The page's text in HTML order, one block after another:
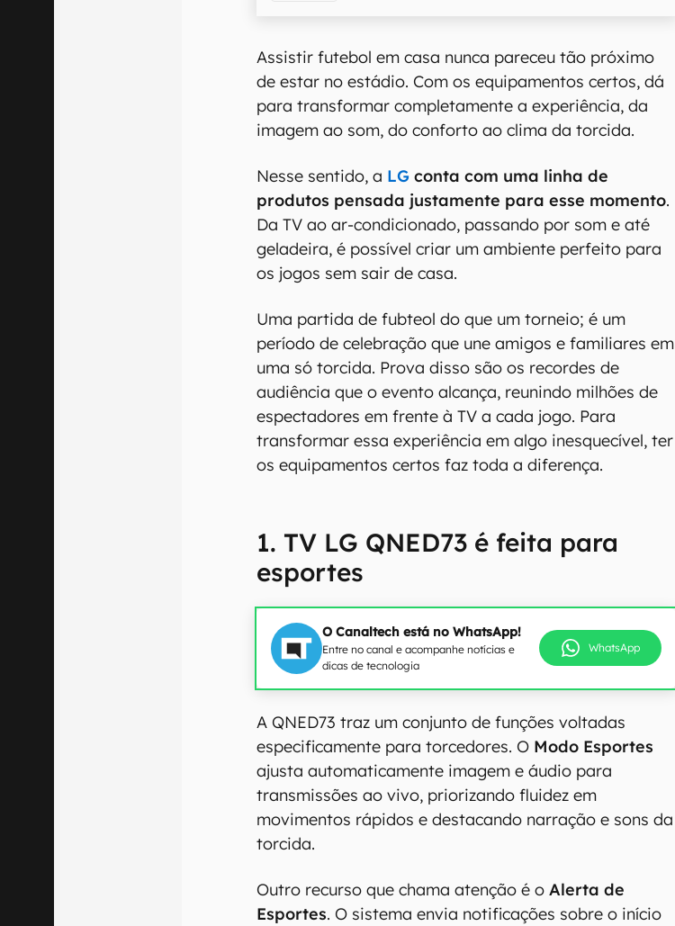
Assistir futebol em casa nunca pareceu tão próximo
de estar no estádio. Com os equipamentos certos, dá
para transformar completamente a experiência, da
imagem ao som, do conforto ao clima da torcida.
Nesse sentido, a LG conta com uma linha de
produtos pensada justamente para esse momento.
Da TV ao ar-condicionado, passando por som e até
geladeira, é possível criar um ambiente perfeito para
os jogos sem sair de casa.
Uma partida de fubteol do que um torneio; é um
período de celebração que une amigos e familiares em
uma só torcida. Prova disso são os recordes de
audiência que o evento alcança, reunindo milhões de
espectadores em frente à TV a cada jogo. Para
transformar essa experiência em algo inesquecível, ter
os equipamentos certos faz toda a diferença.
1. TV LG QNED73 é feita para
esportes
O Canaltech está no WhatsApp!
Entre no canal e acompanhe notícias e
dicas de tecnologia
WhatsApp
A QNED73 traz um conjunto de funções voltadas
especificamente para torcedores. O Modo Esportes
ajusta automaticamente imagem e áudio para
transmissões ao vivo, priorizando fluidez em
movimentos rápidos e destacando narração e sons da
torcida.
Outro recurso que chama atenção é oAlerta de
Esportes. O sistema envia notificações sobre o início